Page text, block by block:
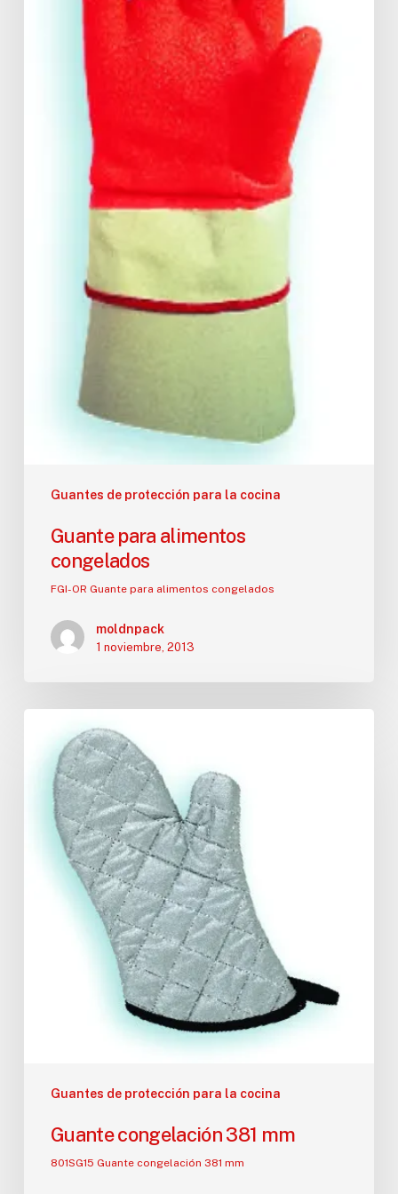
Guantes de protección para la cocina
Guante para alimentos
congelados
FGI-OR Guante para alimentos congelados
moldnpack
1 noviembre, 2013
Guantes de protección para la cocina
congelación
Guante congelación 381 mm
801SG15 Guante congelación 381 mm